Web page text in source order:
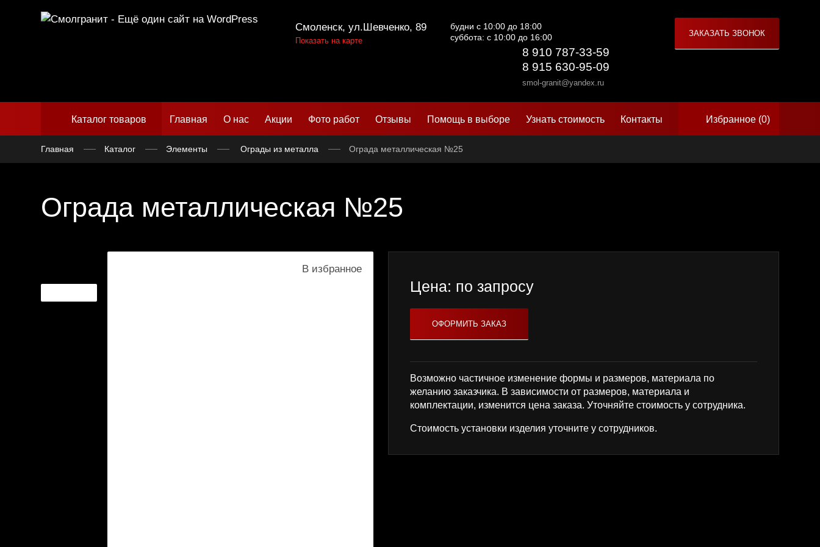
Смоленск, ул.Шевченко, 89
Показать на карте
будни с 10:00 до 18:00
суббота: с 10:00 до 16:00
8 910 787-33-59
8 915 630-95-09
smol-granit@yandex.ru
Избранное (0)
Каталог товаров Главная О нас Акции Фото работ Отзывы Помощь в выборе Узнать стоимость Контакты
Главная Каталог Элементы Ограды из металла Ограда металлическая №25
Ограда металлическая №25
В избранное
Цена: по запросу
Возможно частичное изменение формы и размеров, материала по
желанию заказчика. В зависимости от размеров, материала и
комплектации, изменится цена заказа. Уточняйте стоимость у сотрудника.
Стоимость установки изделия уточните у сотрудников.